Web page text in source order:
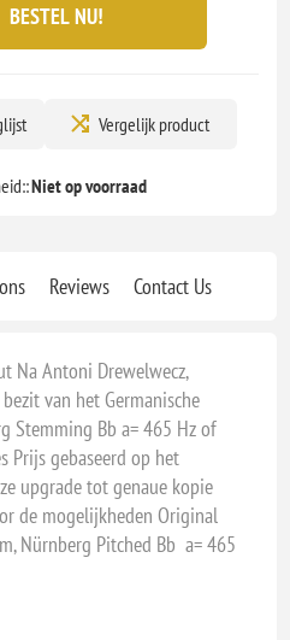
BESTEL NU!
Vergelijk product
Niet op voorraad
Reviews Contact Us
Na Antoni Drewelwecz,
van het Germanische
Stemming Bb a= 465 Hz of
Prijs gebaseerd op het
upgrade tot genaue kopie
de mogelijkheden Original
Nürnberg Pitched Bb a= 465